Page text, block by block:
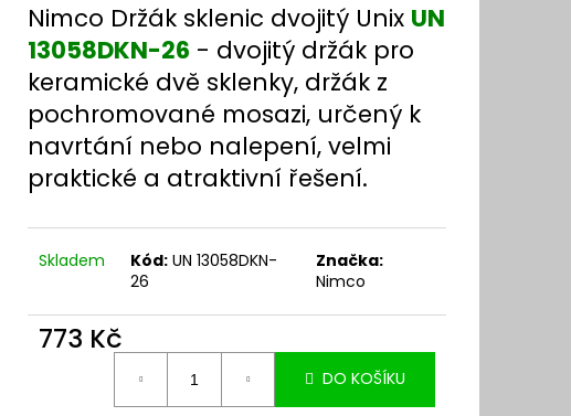
Nimco Držák sklenic dvojitý Unix UN
13058DKN-26 - dvojitý držák pro
keramické dvě sklenky, držák z
pochromované mosazi, určený k
navrtání nebo nalepení, velmi
praktické a atraktivní řešení.
Skladem Kód: UN 13058DKN-
26
Značka:
Nimco
773 Kč
DO KOŠÍKU